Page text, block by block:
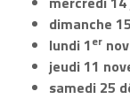
dimanche
lundi 1er
jeudi 11
samedi 25